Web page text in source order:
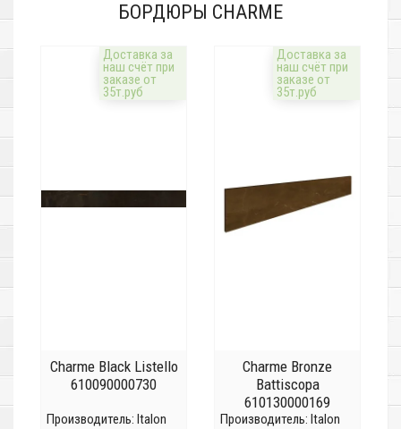
БОРДЮРЫ CHARME
Доставка за
наш счёт при
заказе от
35т.руб
Charme Black Listello
610090000730
Производитель: Italon
Доставка за
наш счёт при
заказе от
35т.руб
Charme Bronze
Battiscopa
610130000169
Производитель: Italon